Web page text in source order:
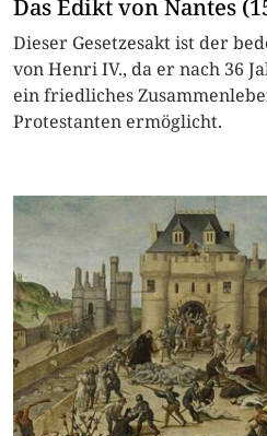
Das Edikt von Nantes
Dieser Gesetzesakt ist der
von Henri IV., da er nach 36
ein friedliches
Protestanten ermöglicht.